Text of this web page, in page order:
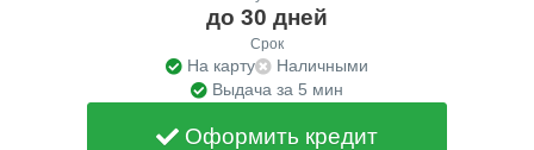
до 30 дней
Срок
На карту
Наличными
Выдача за 5 мин
Оформить кредит